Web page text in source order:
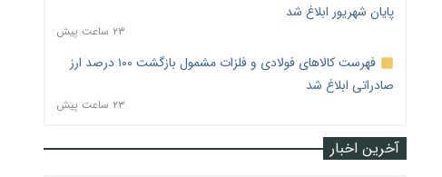
پایان شهریور ابلاغ شد
۲۳ ساعت پیش
فهرست کالاهای فولادی و فلزات مشمول بازگشت ۱۰۰ درصد ارز
صادراتی ابلاغ شد
۲۳ ساعت پیش
آخرین اخبار